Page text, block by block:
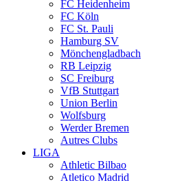
FC Heidenheim
FC Köln
FC St. Pauli
Hamburg SV
Mönchengladbach
RB Leipzig
SC Freiburg
VfB Stuttgart
Union Berlin
Wolfsburg
Werder Bremen
Autres Clubs
LIGA
Athletic Bilbao
Atletico Madrid